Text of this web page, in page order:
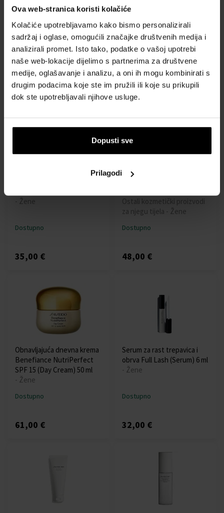
Ova web-stranica koristi kolačiće
Kolačiće upotrebljavamo kako bismo personalizirali
sadržaj i oglase, omogućili značajke društvenih medija i
analizirali promet. Isto tako, podatke o vašoj upotrebi
naše web-lokacije dijelimo s partnerima za društvene
medije, oglašavanje i analizu, a oni ih mogu kombinirati s
drugim podacima koje ste im pružili ili koje su prikupili
dok ste upotrebljavali njihove usluge.
Dopusti sve
Prilagodi
Sjajilo za usne Crystal (Gel
Gloss) 9 ml
- Žene
Dostupno
21,00 €
Pjena za čišćenje lica
Future Solution LX (Extra
Rich Cleansing Foam) 125 ml
- Žene
Dostupno
46,00 €
- Žene
Dostupno
35,00 €
Ostali kozmetički proizvodi
za njegu tijela - Žene
Dostupno
48,00 €
Obnavljajuća dnevna krema
Benefiance NutriPerfect
SPF 15 (Day Cream) 50 ml
- Žene
Dostupno
61,00 €
Serum za rast trepavica i
obrva Full Lash (Serum) 6 ml
- Žene
Dostupno
32,00 €